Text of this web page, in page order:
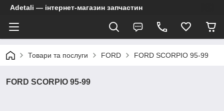
Adetali — інтернет-магазин запчастин
Товари та послуги FORD FORD SCORPIO 95-99
FORD SCORPIO 95-99